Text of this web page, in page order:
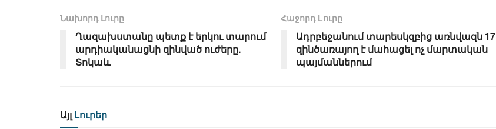
Նախորդ Լուրը
Ղազախստանը պետք է երկու տարում
արդիականացնի զինված ուժերը.
Տոկաև
Հաջորդ Lուրը
Ադրբեջանում տարեսկզբից առնվազն 17
զինծառայող է մահացել ոչ մարտական
պայմաններում
Այլ Լուրեր